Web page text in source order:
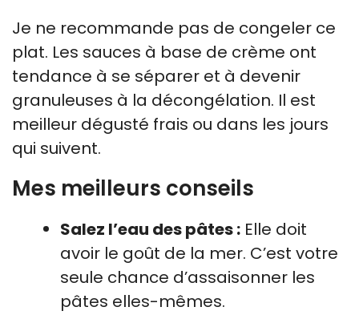
Je ne recommande pas de congeler ce
plat. Les sauces à base de crème ont
tendance à se séparer et à devenir
granuleuses à la décongélation. Il est
meilleur dégusté frais ou dans les jours
qui suivent.
Mes meilleurs conseils
Salez l’eau des pâtes : Elle doit
avoir le goût de la mer. C’est votre
seule chance d’assaisonner les
pâtes elles-mêmes.